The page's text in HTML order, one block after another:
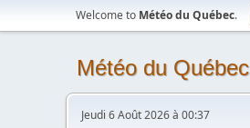
Welcome to Météo du Québec.
Météo du Québec
Jeudi 6 Août 2026 à 00:37